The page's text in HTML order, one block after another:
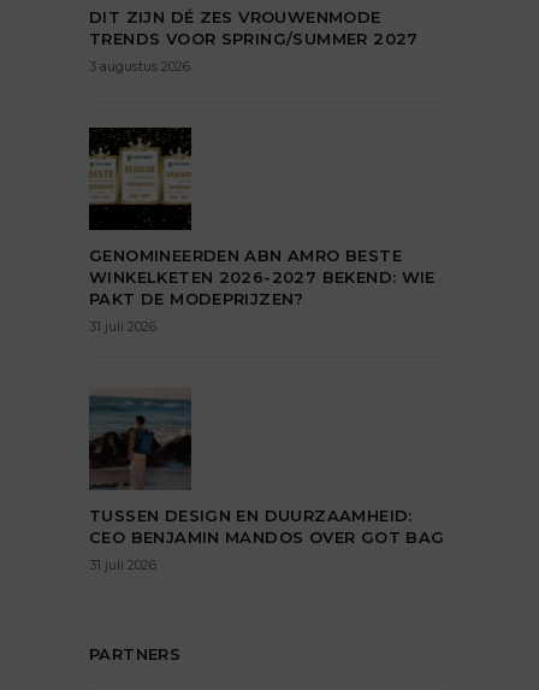
DIT ZIJN DÉ ZES VROUWENMODE
TRENDS VOOR SPRING/SUMMER 2027
3 augustus 2026
GENOMINEERDEN ABN AMRO BESTE
WINKELKETEN 2026-2027 BEKEND: WIE
PAKT DE MODEPRIJZEN?
31 juli 2026
TUSSEN DESIGN EN DUURZAAMHEID:
CEO BENJAMIN MANDOS OVER GOT BAG
31 juli 2026
PARTNERS